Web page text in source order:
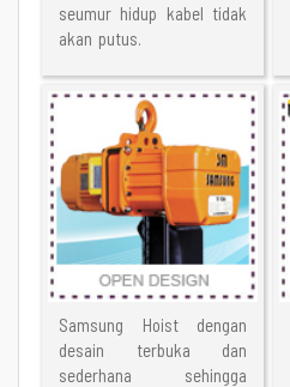
seumur hidup kabel tidak
akan putus.
Samsung Hoist dengan
desain terbuka dan
sederhana sehingga